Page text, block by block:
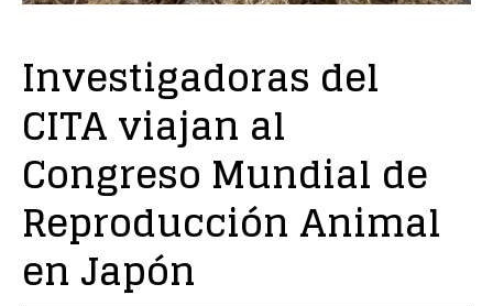
Investigadoras del
CITA viajan al
Congreso Mundial de
Reproducción Animal
en Japón